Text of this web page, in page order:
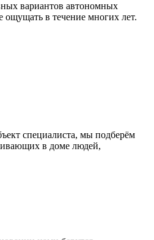
вариантов автономных
ощущать в течение многих лет.
специалиста, мы подберём
в доме людей,